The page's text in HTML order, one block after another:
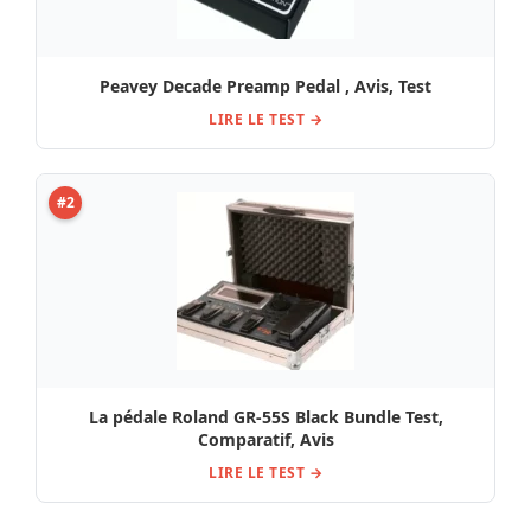
Peavey Decade Preamp Pedal , Avis, Test
LIRE LE TEST →
#2
La pédale Roland GR-55S Black Bundle Test,
Comparatif, Avis
LIRE LE TEST →